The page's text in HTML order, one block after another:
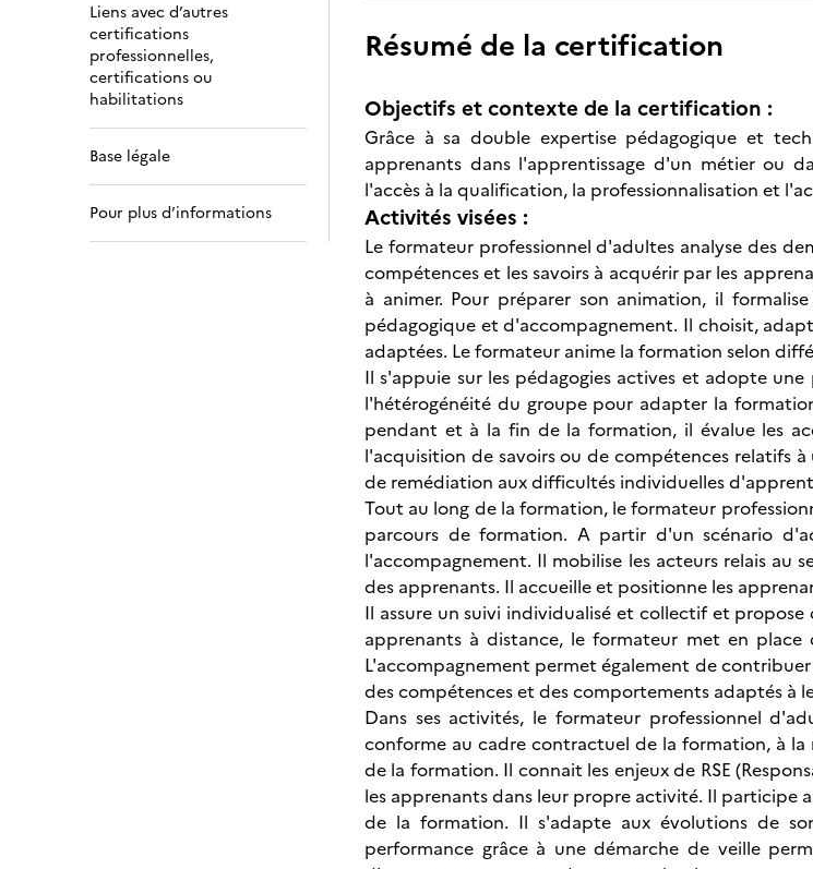
Liens avec d’autres
certifications
professionnelles,
certifications ou
habilitations
Base légale
Pour plus d’informations
Résumé de la certification
Objectifs et contexte de la certification :
Grâce à sa double expertise pédagogique et
apprenants dans l'apprentissage d'un métier ou
l'accès à la qualification, la professionnalisation et
Activités visées :
Le formateur professionnel d'adultes analyse des
compétences et les savoirs à acquérir par les
à animer. Pour préparer son animation, il
pédagogique et d'accompagnement. Il choisit,
adaptées. Le formateur anime la formation selon
Il s'appuie sur les pédagogies actives et adopte
l'hétérogénéité du groupe pour adapter la
pendant et à la fin de la formation, il évalue les
l'acquisition de savoirs ou de compétences relatifs
de remédiation aux difficultés individuelles
Tout au long de la formation, le formateur
parcours de formation. A partir d'un scénario
l'accompagnement. Il mobilise les acteurs relais au
des apprenants. Il accueille et positionne les
Il assure un suivi individualisé et collectif et
apprenants à distance, le formateur met en
L'accompagnement permet également de
des compétences et des comportements adaptés à
Dans ses activités, le formateur professionnel
conforme au cadre contractuel de la formation, à
de la formation. Il connait les enjeux de RSE
les apprenants dans leur propre activité. Il participe
de la formation. Il s'adapte aux évolutions de
performance grâce à une démarche de veille